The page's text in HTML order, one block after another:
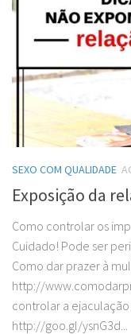
SEXO COM QUALIDADE
Exposição da
Como controlar os
Cuidado! Pode ser
Como dar prazer à
http://
controlar a
http://goo.gl/ysnG3d...